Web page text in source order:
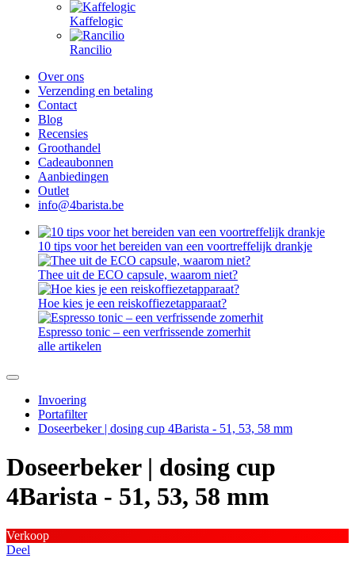
Kaffelogic
Rancilio
Over ons
Verzending en betaling
Contact
Blog
Recensies
Groothandel
Cadeaubonnen
Aanbiedingen
Outlet
info@4barista.be
10 tips voor het bereiden van een voortreffelijk drankje
Thee uit de ECO capsule, waarom niet?
Hoe kies je een reiskoffiezetapparaat?
Espresso tonic – een verfrissende zomerhit
alle artikelen
Invoering
Portafilter
Doseerbeker | dosing cup 4Barista - 51, 53, 58 mm
Doseerbeker | dosing cup
4Barista - 51, 53, 58 mm
Verkoop
Deel